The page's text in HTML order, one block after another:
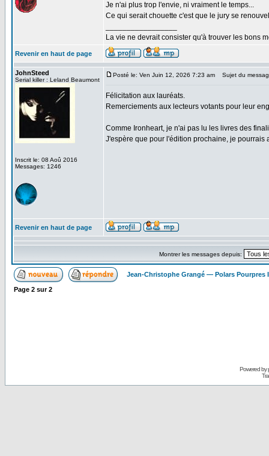
Je n'ai plus trop l'envie, ni vraiment le temps...
Ce qui serait chouette c'est que le jury se
La vie ne devrait consister qu'à trouver les bons
Revenir en haut de page
JohnSteed
Serial killer : Leland Beaumont
Inscrit le: 08 Aoû 2016
Messages: 1246
Posté le: Ven Juin 12, 2026 7:23 am Sujet du
Félicitation aux lauréats.
Remerciements aux lecteurs votants pour leur
Comme Ironheart, je n'ai pas lu les livres des
J'espère que pour l'édition prochaine, je
Revenir en haut de page
Montrer les messages depuis:
Jean-Christophe Grangé — Polars Pourpres
Page 2 sur2
Powered by